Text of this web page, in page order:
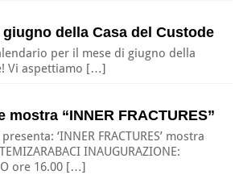
della Casa del Custode
per il mese di giugno della
Vi aspettiamo […]
mostra “INNER FRACTURES”
‘INNER FRACTURES’ mostra
INAUGURAZIONE:
ore 16.00 […]